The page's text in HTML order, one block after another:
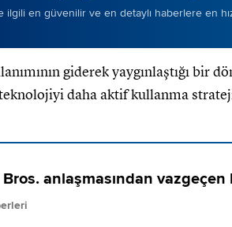
ilgili en güvenilir ve en detaylı haberlere en
giderek yaygınlaştığı bir
daha aktif kullanma
anlaşmasından